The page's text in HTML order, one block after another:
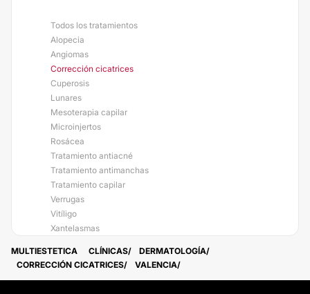
Todos los tratamientos
Alopecia
Angiomas
Corrección cicatrices
Cuperosis
Lunares
Mesoterapia capilar
Microinjertos
Rosácea
Tratamiento antiacné
Tratamiento antimanchas
Tratamiento capilar
Verrugas
Vitíligo
Xantelasmas
MULTIESTETICA CLÍNICAS
DERMATOLOGÍA
CORRECCIÓN CICATRICES
VALENCIA